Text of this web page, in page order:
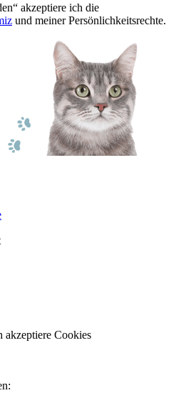
akzeptiere ich die
und meiner Persönlichkeitsrechte.
akzeptiere Cookies